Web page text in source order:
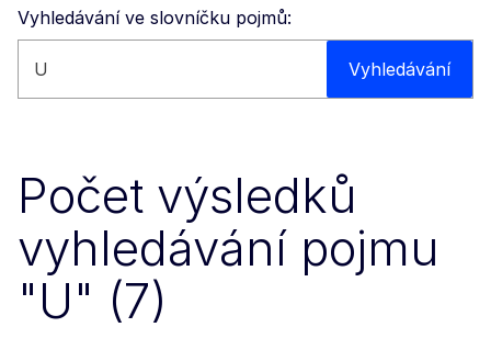
Vyhledávání ve slovníčku pojmů:
Vyhledávat na této stránce Vyhledávání
Počet výsledků
vyhledávání pojmu
"U" (7)